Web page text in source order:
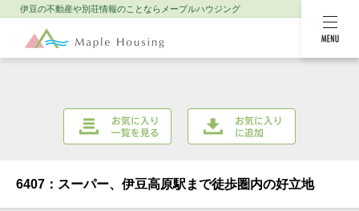
伊豆の不動産や別荘情報のことなら メープルハウジング
6407：スーパー、伊豆高原駅まで徒歩圏内の好立地